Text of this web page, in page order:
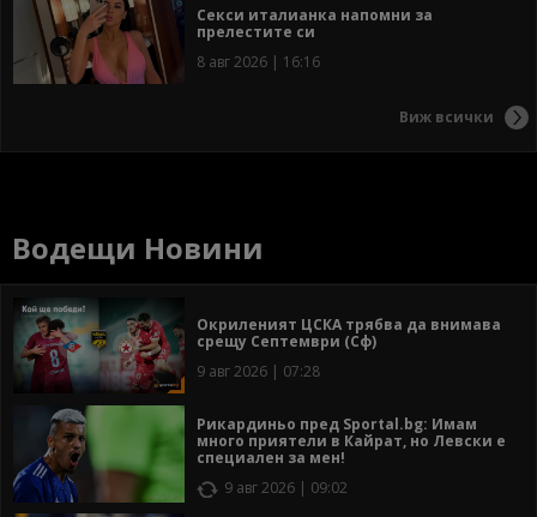
Секси италианка напомни за
прелестите си
8 авг 2026 | 16:16
Виж всички
Водещи Новини
Окриленият ЦСКА трябва да внимава
срещу Септември (Сф)
9 авг 2026 | 07:28
Рикардиньо пред Sportal.bg: Имам
много приятели в Кайрат, но Левски е
специален за мен!
9 авг 2026 | 09:02